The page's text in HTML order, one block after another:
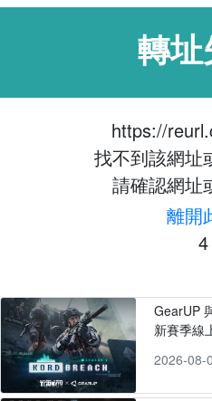
轉
https://
找不到該網址
請確認網址
離開
4
GearUP
新賽季線
2026-08-